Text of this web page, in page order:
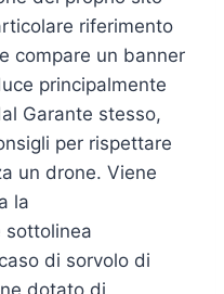
riferimento
compare un banner
principalmente
Garante stesso,
per rispettare
un drone. Viene
la
sottolinea
di sorvolo di